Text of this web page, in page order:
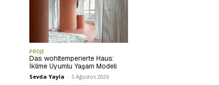
PROJE
Das wohltemperierte Haus:
İklime Uyumlu Yaşam Modeli
Sevda Yayla - 5 Ağustos 2026